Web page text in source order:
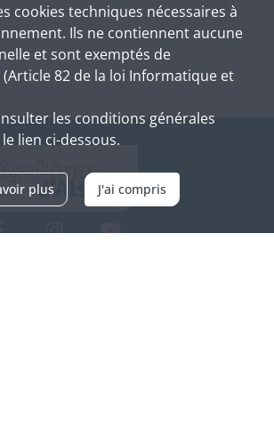
cookies techniques nécessaires à
Ils ne contiennent aucune
et sont exemptés de
82 de la loi Informatique et
les conditions générales
lien ci-dessous.
plus J'ai compris